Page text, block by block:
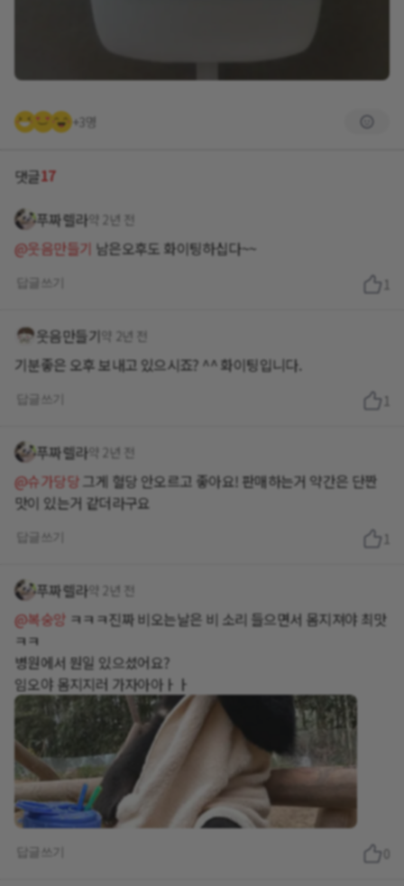
+3명
댓글17
푸짜렐라약 2년 전
@웃음만들기 남은오후도 화이팅하십다~~
1
웃음만들기 약 2년 전
기분좋은 오후 보내고 있으시죠? ^^ 화이팅입니다.
1
푸짜렐라약 2년 전
@슈가당당 그게 혈당 안오르고 좋아요! 판매하는거 약간은 단짠
맛이 있는거 같더라구요
1
푸짜렐라약 2년 전
@복숭앙 ㅋㅋㅋ진짜 비오는날은 비 소리 들으면서 몸지져야 최맛
ㅋㅋ
병원에서 뭔일 있으셨어요?
임오야 몸지지러 가자아아ㅏㅏ